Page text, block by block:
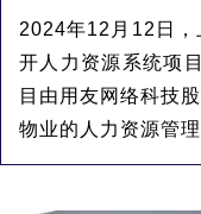
2024年12月12日，
开人力资源系统项
目由用友网络科技
物业的人力资源管理